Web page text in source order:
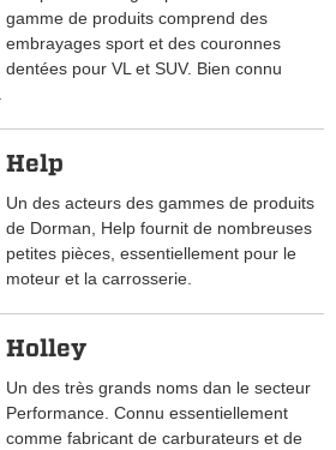
gamme de produits comprend des
embrayages sport et des couronnes
dentées pour VL et SUV. Bien connu
Help
Un des acteurs des gammes de produits
de Dorman, Help fournit de nombreuses
petites pièces, essentiellement pour le
moteur et la carrosserie.
Holley
Un des très grands noms dan le secteur
Performance. Connu essentiellement
comme fabricant de carburateurs et de